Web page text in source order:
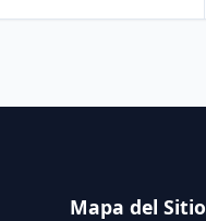
Mapa del Sitio